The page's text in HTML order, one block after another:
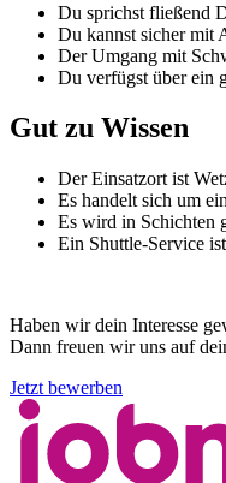
Du sprichst fließend
Du kannst sicher mit
Der Umgang mit
Du verfügst über ein
Gut zu Wissen
Der Einsatzort ist
Es handelt sich um
Es wird in Schichten
Ein Shuttle-Service
Haben wir dein Interesse
Dann freuen wir uns auf
Jetzt bewerben